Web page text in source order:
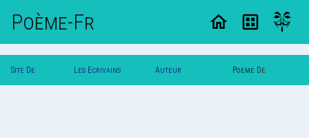
Poème-Fr
Site De Les Ecrivains Auteur Poeme De